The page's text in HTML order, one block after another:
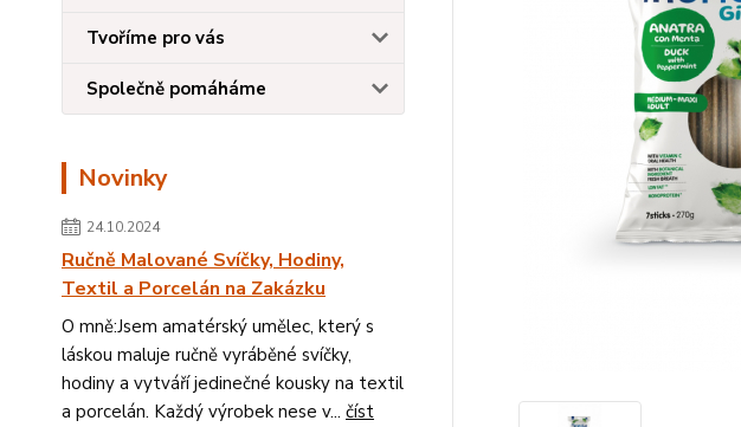
Tvoříme pro vás
Společně pomáháme
Novinky
24.10.2024
Ručně Malované Svíčky, Hodiny,
Textil a Porcelán na Zakázku
O mně:Jsem amatérský umělec, který s
láskou maluje ručně vyráběné svíčky,
hodiny a vytváří jedinečné kousky na textil
a porcelán. Každý výrobek nese v... číst